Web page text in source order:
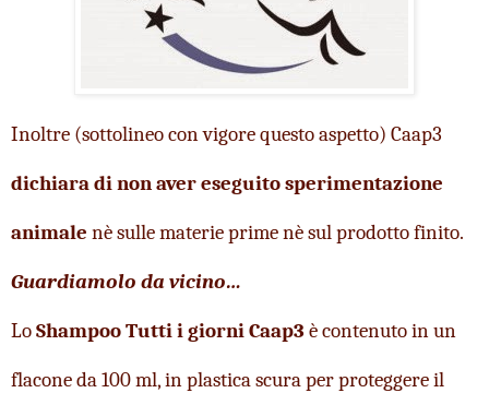
dichiara di non aver eseguito sperimentazione
animale nèsulle materie prime nè sul prodotto finito.
Guardiamolo da vicino…
LoShampoo Tutti i giorni Caap3 è contenuto in un
flacone da 100 ml, in plastica scura per proteggere il